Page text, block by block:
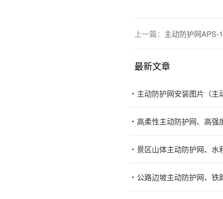
上一篇： 主动防护网APS-
最新文章
主动防护网安装图片（主
高柔性主动防护网、高强
景区山体主动防护网、水
公路边坡主动防护网、铁